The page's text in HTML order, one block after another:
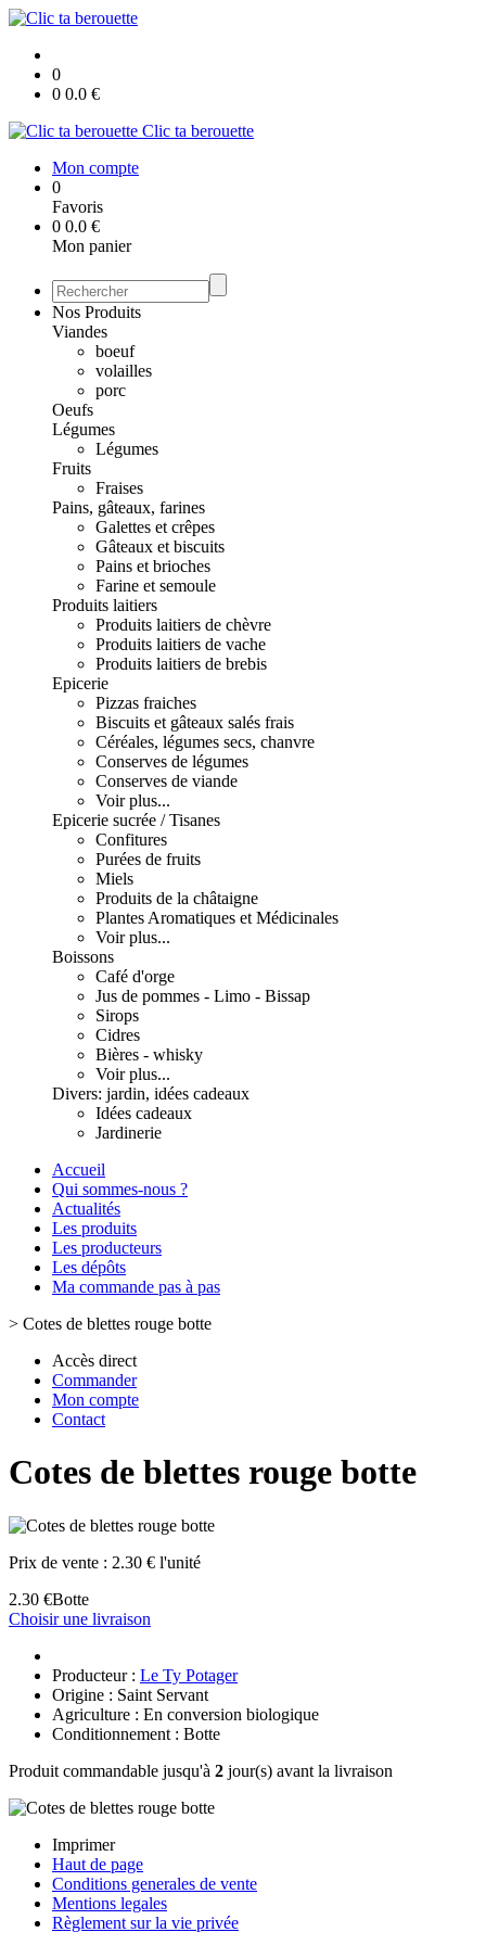
0
0 0.0 €
Clic ta berouette
Mon compte
0
Favoris
0 0.0 €
Mon panier
Nos Produits
Viandes
boeuf
volailles
porc
Oeufs
Légumes
Légumes
Fruits
Fraises
Pains, gâteaux, farines
Galettes et crêpes
Gâteaux et biscuits
Pains et brioches
Farine et semoule
Produits laitiers
Produits laitiers de chèvre
Produits laitiers de vache
Produits laitiers de brebis
Epicerie
Pizzas fraiches
Biscuits et gâteaux salés frais
Céréales, légumes secs, chanvre
Conserves de légumes
Conserves de viande
Voir plus...
Epicerie sucrée / Tisanes
Confitures
Purées de fruits
Miels
Produits de la châtaigne
Plantes Aromatiques et Médicinales
Voir plus...
Boissons
Café d'orge
Jus de pommes - Limo - Bissap
Sirops
Cidres
Bières - whisky
Voir plus...
Divers: jardin, idées cadeaux
Idées cadeaux
Jardinerie
Accueil
Qui sommes-nous ?
Actualités
Les produits
Les producteurs
Les dépôts
Ma commande pas à pas
> Cotes de blettes rouge botte
Accès direct
Commander
Mon compte
Contact
Cotes de blettes rouge botte
Prix de vente : 2.30 € l'unité
2.30 €Botte
Choisir une livraison
Producteur : Le Ty Potager
Origine : Saint Servant
Agriculture : En conversion biologique
Conditionnement : Botte
Produit commandable jusqu'à 2 jour(s) avant la livraison
Imprimer
Haut de page
Conditions generales de vente
Mentions legales
Règlement sur la vie privée